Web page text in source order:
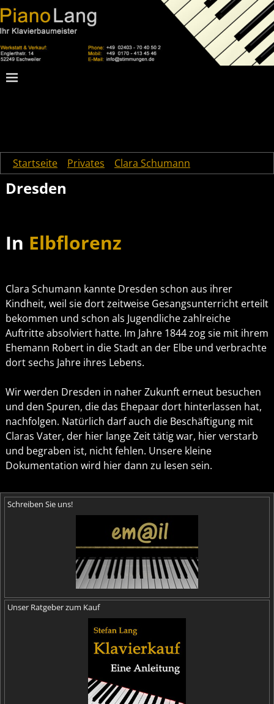
Startseite Privates Clara Schumann
Dresden
In Elbflorenz
Clara Schumann kannte Dresden schon aus ihrer
Kindheit, weil sie dort zeitweise Gesangsunterricht erteilt
bekommen und schon als Jugendliche zahlreiche
Auftritte absolviert hatte. Im Jahre 1844 zog sie mit ihrem
Ehemann Robert in die Stadt an der Elbe und verbrachte
dort sechs Jahre ihres Lebens.
Wir werden Dresden in naher Zukunft erneut besuchen
und den Spuren, die das Ehepaar dort hinterlassen hat,
nachfolgen. Natürlich darf auch die Beschäftigung mit
Claras Vater, der hier lange Zeit tätig war, hier verstarb
und begraben ist, nicht fehlen. Unsere kleine
Dokumentation wird hier dann zu lesen sein.
Schreiben Sie uns!
Unser Ratgeber zum Kauf